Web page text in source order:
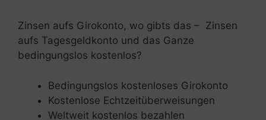
Zinsen aufs Girokonto, wo gibts das – Zinsen
aufs Tagesgeldkonto und das Ganze
bedingungslos kostenlos?
Bedingungslos kostenloses Girokonto
Kostenlose Echtzeitüberweisungen
Weltweit kostenlos bezahlen